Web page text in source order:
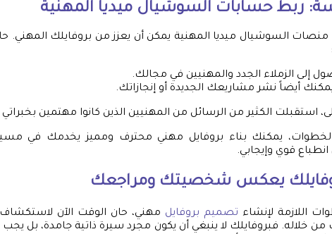
ربط حسابات السوشيال ميديا المهنية
السوشيال ميديا المهنية يمكن أن يعزز من بروفايلك المهني.
إلى الزملاء الجدد والمهنيين في مجالك.
أيضاً نشر مشاريعك الجديدة أو إنجازاتك.
الكثير من الرسائل من المهنيين الذين كانوا مهتمين
يمكنك بناء بروفايل مهني محترف ومميز يخدمك في
قوي وإيجابي.
يعكس شخصيتك ومراجعك
اللازمة لإنشاء تصميم بروفايل مهني، حان الوقت الآن
فبروفايلك لا ينبغي أن يكون مجرد سيرة ذاتية جامدة، بل